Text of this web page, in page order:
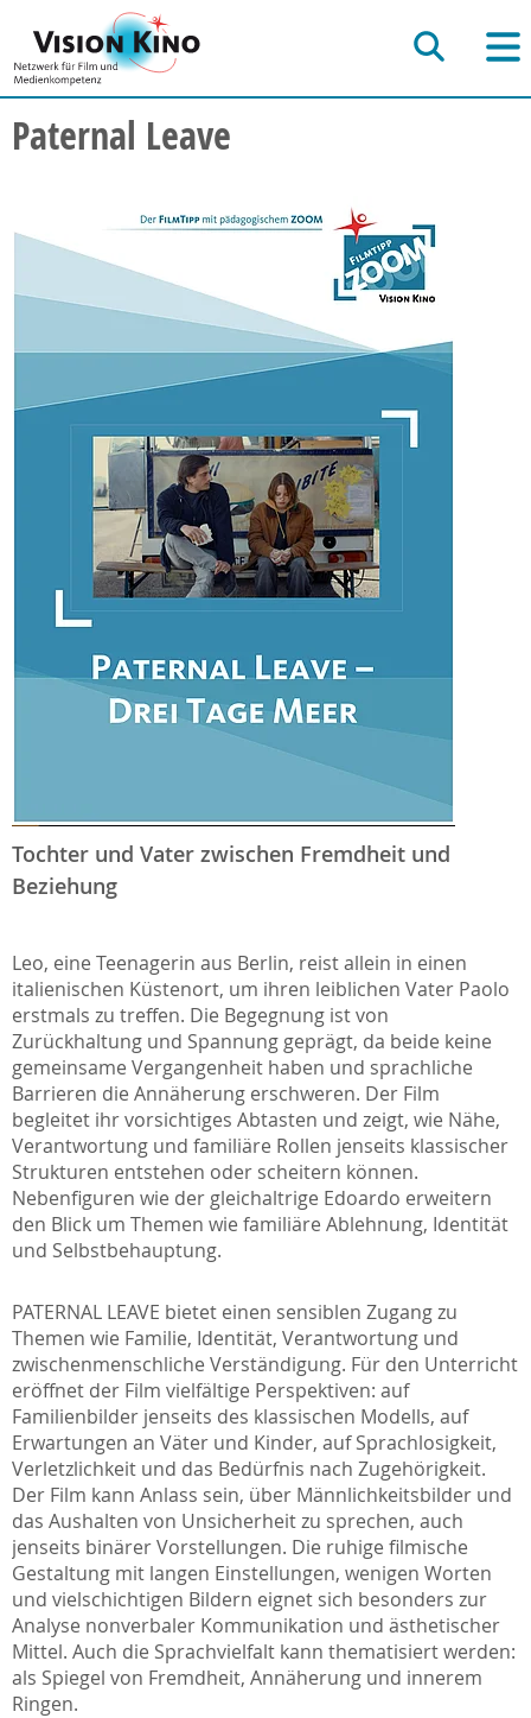
Paternal Leave
Tochter und Vater zwischen Fremdheit und
Beziehung
Leo, eine Teenagerin aus Berlin, reist allein in einen
italienischen Küstenort, um ihren leiblichen Vater Paolo
erstmals zu treffen. Die Begegnung ist von
Zurückhaltung und Spannung geprägt, da beide keine
gemeinsame Vergangenheit haben und sprachliche
Barrieren die Annäherung erschweren. Der Film
begleitet ihr vorsichtiges Abtasten und zeigt, wie Nähe,
Verantwortung und familiäre Rollen jenseits klassischer
Strukturen entstehen oder scheitern können.
Nebenfiguren wie der gleichaltrige Edoardo erweitern
den Blick um Themen wie familiäre Ablehnung, Identität
und Selbstbehauptung.
PATERNAL LEAVE bietet einen sensiblen Zugang zu
Themen wie Familie, Identität, Verantwortung und
zwischenmenschliche Verständigung. Für den Unterricht
eröffnet der Film vielfältige Perspektiven: auf
Familienbilder jenseits des klassischen Modells, auf
Erwartungen an Väter und Kinder, auf Sprachlosigkeit,
Verletzlichkeit und das Bedürfnis nach Zugehörigkeit.
Der Film kann Anlass sein, über Männlichkeitsbilder und
das Aushalten von Unsicherheit zu sprechen, auch
jenseits binärer Vorstellungen. Die ruhige filmische
Gestaltung mit langen Einstellungen, wenigen Worten
und vielschichtigen Bildern eignet sich besonders zur
Analyse nonverbaler Kommunikation und ästhetischer
Mittel. Auch die Sprachvielfalt kann thematisiert werden:
als Spiegel von Fremdheit, Annäherung und innerem
Ringen.